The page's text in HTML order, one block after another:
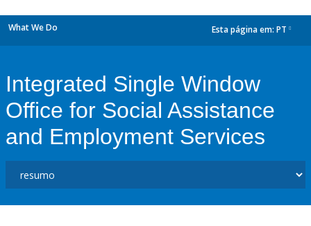
What We Do Esta página em: PT
Integrated Single Window
Office for Social Assistance
and Employment Services